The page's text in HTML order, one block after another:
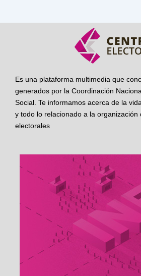
Es una plataforma multimedia que
generados por la Coordinación
Social. Te informamos acerca de la
y todo lo relacionado a la organización
electorales